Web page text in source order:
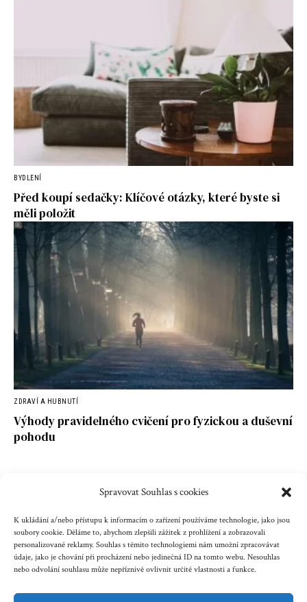
Spravovat Souhlas s cookies
K ukládání a/nebo přístupu k informacím o zařízení používáme technologie, jako jsou
soubory cookie. Děláme to, abychom zlepšili zážitek z prohlížení a zobrazovali
personalizované reklamy. Souhlas s těmito technologiemi nám umožní zpracovávat
údaje, jako je chování při procházení nebo jedinečná ID na tomto webu. Nesouhlas
nebo odvolání souhlasu může nepříznivě ovlivnit určité vlastnosti a funkce.
BYDLENÍ
Před koupí sedačky: Klíčové otázky, které byste si
měli položit
ZDRAVÍ A HUBNUTÍ
Výhody pravidelného cvičení pro fyzickou a duševní
pohodu
Kontakt Reklama Cookies Ochrana údajů
Copyright © 2023 zenazenam.cz
obsahu serveru včetně publikování nebo jiného